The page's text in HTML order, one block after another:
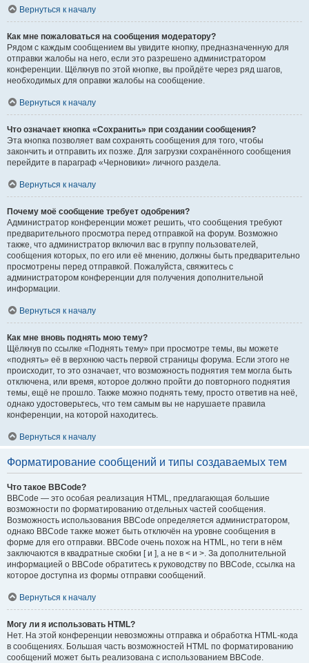
Вернуться к началу
Как мне пожаловаться на сообщения модератору?
Рядом с каждым сообщением вы увидите кнопку, предназначенную для
отправки жалобы на него, если это разрешено администратором
конференции. Щёлкнув по этой кнопке, вы пройдёте через ряд шагов,
необходимых для оправки жалобы на сообщение.
Вернуться к началу
Что означает кнопка «Сохранить» при создании сообщения?
Эта кнопка позволяет вам сохранять сообщения для того, чтобы
закончить и отправить их позже. Для загрузки сохранённого сообщения
перейдите в параграф «Черновики» личного раздела.
Вернуться к началу
Почему моё сообщение требует одобрения?
Администратор конференции может решить, что сообщения требуют
предварительного просмотра перед отправкой на форум. Возможно
также, что администратор включил вас в группу пользователей,
сообщения которых, по его или её мнению, должны быть предварительно
просмотрены перед отправкой. Пожалуйста, свяжитесь с
администратором конференции для получения дополнительной
информации.
Вернуться к началу
Как мне вновь поднять мою тему?
Щёлкнув по ссылке «Поднять тему» при просмотре темы, вы можете
«поднять» её в верхнюю часть первой страницы форума. Если этого не
происходит, то это означает, что возможность поднятия тем могла быть
отключена, или время, которое должно пройти до повторного поднятия
темы, ещё не прошло. Также можно поднять тему, просто ответив на неё,
однако удостоверьтесь, что тем самым вы не нарушаете правила
конференции, на которой находитесь.
Вернуться к началу
Форматирование сообщений и типы создаваемых тем
Что такое BBCode?
BBCode — это особая реализация HTML, предлагающая большие
возможности по форматированию отдельных частей сообщения.
Возможность использования BBCode определяется администратором,
однако BBCode также может быть отключён на уровне сообщения в
форме для его отправки. BBCode очень похож на HTML, но теги в нём
заключаются в квадратные скобки [ и ], а не в < и >. За дополнительной
информацией о BBCode обратитесь к руководству по BBCode, ссылка на
которое доступна из формы отправки сообщений.
Вернуться к началу
Могу ли я использовать HTML?
Нет. На этой конференции невозможны отправка и обработка HTML-кода
в сообщениях. Большая часть возможностей HTML по форматированию
сообщений может быть реализована с использованием BBCode.